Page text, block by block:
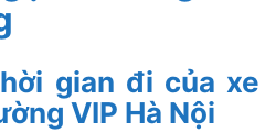
gian đi của xe
VIP Hà Nội